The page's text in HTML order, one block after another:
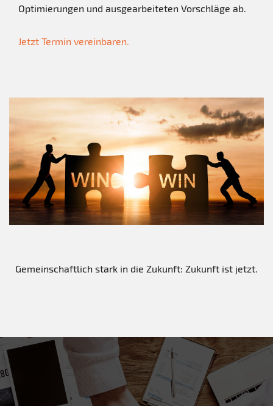
Optimierungen und ausgearbeiteten Vorschläge ab.
Jetzt Termin vereinbaren.
Gemeinschaftlich stark in die Zukunft: Zukunft ist jetzt.